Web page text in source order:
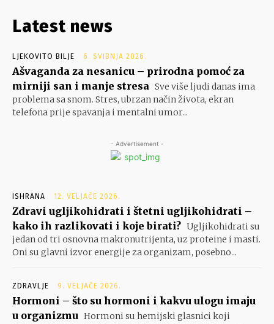
Latest news
LJEKOVITO BILJE 6. SVIBNJA 2026.
Ašvaganda za nesanicu – prirodna pomoć za
mirniji san i manje stresa Sve više ljudi danas ima
problema sa snom. Stres, ubrzan način života, ekran
telefona prije spavanja i mentalni umor...
- Advertisement -
ISHRANA 12. VELJAČE 2026.
Zdravi ugljikohidrati i štetni ugljikohidrati –
kako ih razlikovati i koje birati? Ugljikohidrati su
jedan od tri osnovna makronutrijenta, uz proteine i masti.
Oni su glavni izvor energije za organizam, posebno...
ZDRAVLJE 9. VELJAČE 2026.
Hormoni – što su hormoni i kakvu ulogu imaju
u organizmu Hormoni su hemijski glasnici koji